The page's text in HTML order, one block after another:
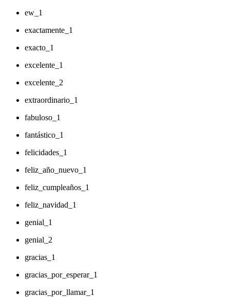
ew_1
exactamente_1
exacto_1
excelente_1
excelente_2
extraordinario_1
fabuloso_1
fantástico_1
felicidades_1
feliz_año_nuevo_1
feliz_cumpleaños_1
feliz_navidad_1
genial_1
genial_2
gracias_1
gracias_por_esperar_1
gracias_por_llamar_1